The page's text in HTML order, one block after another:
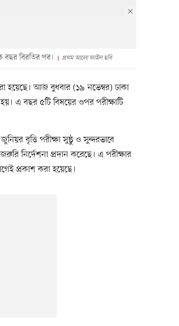
বছর বিরতির পর। প্রথম আলো ফাইল ছবি
হয়েছে। আজ বুধবার (১৯ নভেম্বর) ঢাকা
এ বছর ৫টি বিষয়ের ওপর পরীক্ষাটি
বৃত্তি পরীক্ষা সুষ্ঠু ও সুন্দরভাবে
নির্দেশনা প্রদান করেছে। এ পরীক্ষার
প্রকাশ করা হয়েছে।